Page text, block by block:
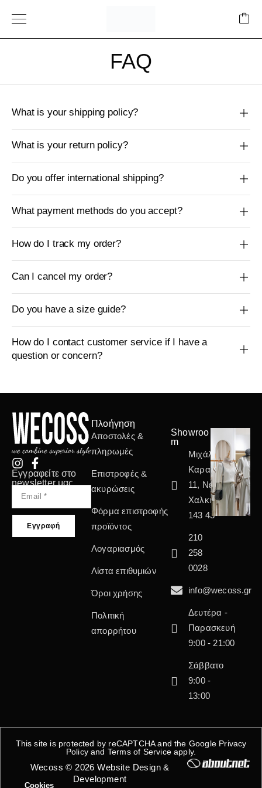
FAQ
What is your shipping policy?
What is your return policy?
Do you offer international shipping?
What payment methods do you accept?
How do I track my order?
Can I cancel my order?
Do you have a size guide?
How do I contact customer service if I have a
question or concern?
Εγγραφείτε στο
newsletter μας
Πλοήγηση
Αποστολές &
πληρωμές
Επιστροφές &
ακυρώσεις
Φόρμα επιστροφής
προϊόντος
Λογαριασμός
Λίστα επιθυμιών
Όροι χρήσης
Πολιτική
απορρήτου
Showroo
m
Μιχάλη
Καραολή
11, Νέα
Χαλκηδόνα
143 43
210
258
0028
info@wecoss.gr
Δευτέρα -
Παρασκευή
9:00 - 21:00
Σάββατο
9:00 -
13:00
This site is protected by reCAPTCHA and the Google Privacy
Policyand Terms of Serviceapply.
Wecoss © 2026 Website Design &
Development
Cookies